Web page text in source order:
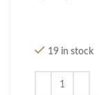
19 in stock